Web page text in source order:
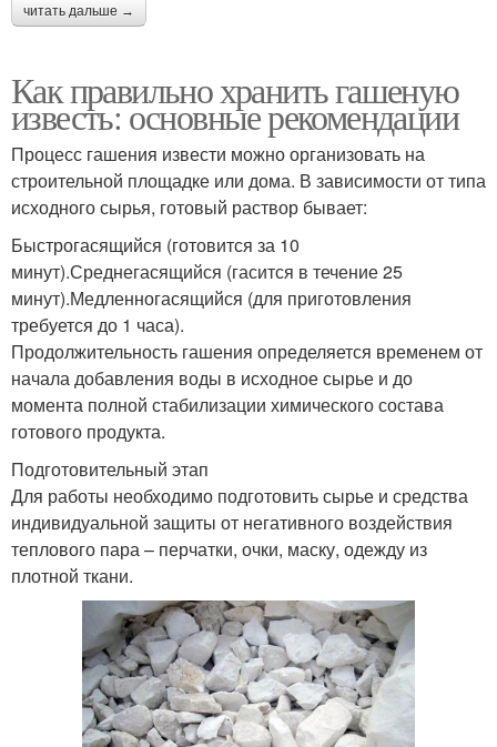
читать дальше →
Как правильно хранить гашеную
известь: основные рекомендации
Процесс гашения извести можно организовать на
строительной площадке или дома. В зависимости от типа
исходного сырья, готовый раствор бывает:
Быстрогасящийся (готовится за 10
минут).Среднегасящийся (гасится в течение 25
минут).Медленногасящийся (для приготовления
требуется до 1 часа).
Продолжительность гашения определяется временем от
начала добавления воды в исходное сырье и до
момента полной стабилизации химического состава
готового продукта.
Подготовительный этап
Для работы необходимо подготовить сырье и средства
индивидуальной защиты от негативного воздействия
теплового пара – перчатки, очки, маску, одежду из
плотной ткани.